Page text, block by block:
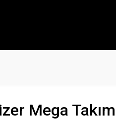
Mega